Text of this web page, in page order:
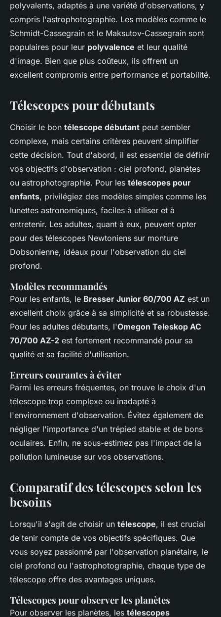
polyvalents, adaptés à une variété d'observations, y
compris l'astrophotographie. Les modèles comme le
Schmidt-Cassegrain et le Maksutov-Cassegrain sont
populaires pour leur polyvalence et leur qualité
d'image. Bien que plus coûteux, ils offrent un
excellent compromis entre performance et portabilité.
Télescopes pour débutants
Choisir le bon télescope débutant peut sembler
complexe, mais certains critères peuvent simplifier
cette décision. Tout d'abord, il est essentiel de définir
vos objectifs d'observation : ciel profond, planètes
ou astrophotographie. Pour les télescopes pour
enfants, privilégiez des modèles simples comme les
lunettes astronomiques, faciles à utiliser et à
entretenir. Les adultes, quant à eux, peuvent opter
pour des télescopes Newtoniens sur monture
Dobsonienne, idéaux pour l'observation du ciel
profond.
Modèles recommandés
Pour les enfants, le Bresser Junior 60/700 AZ est un
excellent choix grâce à sa simplicité et sa robustesse.
Pour les adultes débutants, l'Omegon Teleskop AC
70/700 AZ-2 est fortement recommandé pour sa
qualité et sa facilité d'utilisation.
Erreurs courantes à éviter
Parmi les erreurs fréquentes, on trouve le choix d'un
télescope trop complexe ou inadapté à
l'environnement d'observation. Évitez également de
négliger l'importance d'un trépied stable et de bons
oculaires. Enfin, ne sous-estimez pas l'impact de la
pollution lumineuse sur vos observations.
Comparatif des télescopes selon les
besoins
Lorsqu'il s'agit de choisir un télescope, il est crucial
de tenir compte de vos objectifs spécifiques. Que
vous soyez passionné par l'observation planétaire, le
ciel profond ou l'astrophotographie, chaque type de
télescope offre des avantages uniques.
Télescopes pour observer les planètes
Pour observer les planètes, les télescopes